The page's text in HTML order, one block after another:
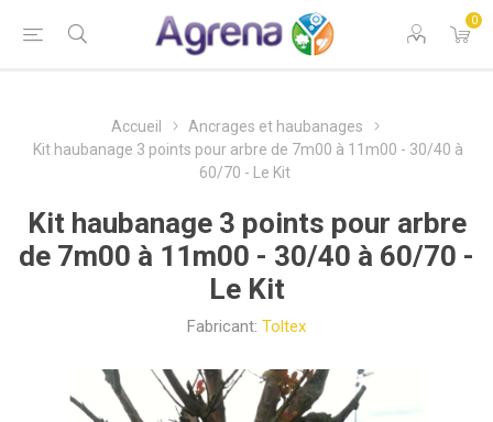
0
Accueil
Ancrages et haubanages
Kit haubanage 3 points pour arbre de 7m00 à 11m00 - 30/40 à
60/70 - Le Kit
Kit haubanage 3 points pour arbre
de 7m00 à 11m00 - 30/40 à 60/70 -
Le Kit
Fabricant: Toltex